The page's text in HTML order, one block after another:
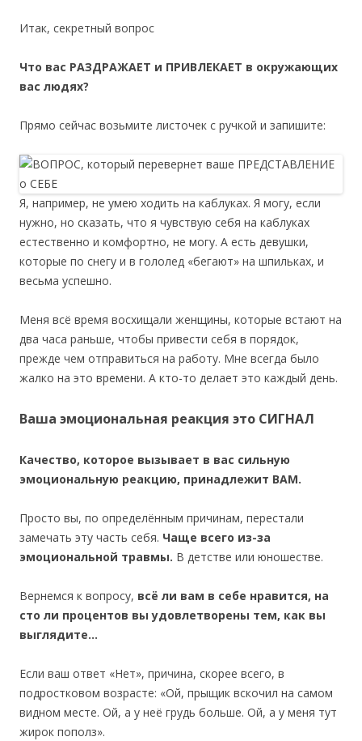
Итак, секретный вопрос
Что вас РАЗДРАЖАЕТ и ПРИВЛЕКАЕТ в окружающих
вас людях?
Прямо сейчас возьмите листочек с ручкой и запишите:
Я, например, не умею ходить на каблуках. Я могу, если
нужно, но сказать, что я чувствую себя на каблуках
естественно и комфортно, не могу. А есть девушки,
которые по снегу и в гололед «бегают» на шпильках, и
весьма успешно.
Меня всё время восхищали женщины, которые встают на
два часа раньше, чтобы привести себя в порядок,
прежде чем отправиться на работу. Мне всегда было
жалко на это времени. А кто-то делает это каждый день.
Ваша эмоциональная реакция это СИГНАЛ
Качество, которое вызывает в вас сильную
эмоциональную реакцию, принадлежит ВАМ.
Просто вы, по определённым причинам, перестали
замечать эту часть себя. Чаще всего из-за
эмоциональной травмы. В детстве или юношестве.
Вернемся к вопросу, всё ли вам в себе нравится, на
сто ли процентов вы удовлетворены тем, как вы
выглядите…
Если ваш ответ «Нет», причина, скорее всего, в
подростковом возрасте: «Ой, прыщик вскочил на самом
видном месте. Ой, а у неё грудь больше. Ой, а у меня тут
жирок пополз».